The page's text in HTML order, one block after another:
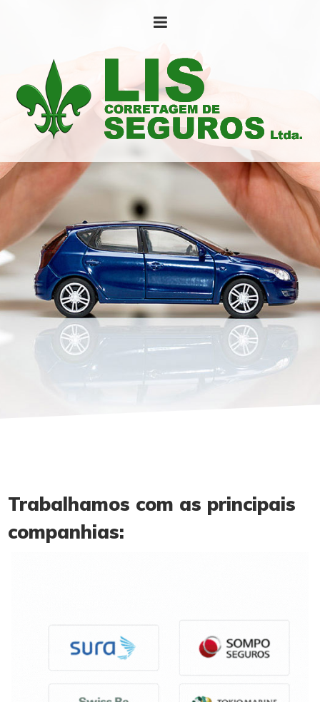
Trabalhamos com as principais
companhias: